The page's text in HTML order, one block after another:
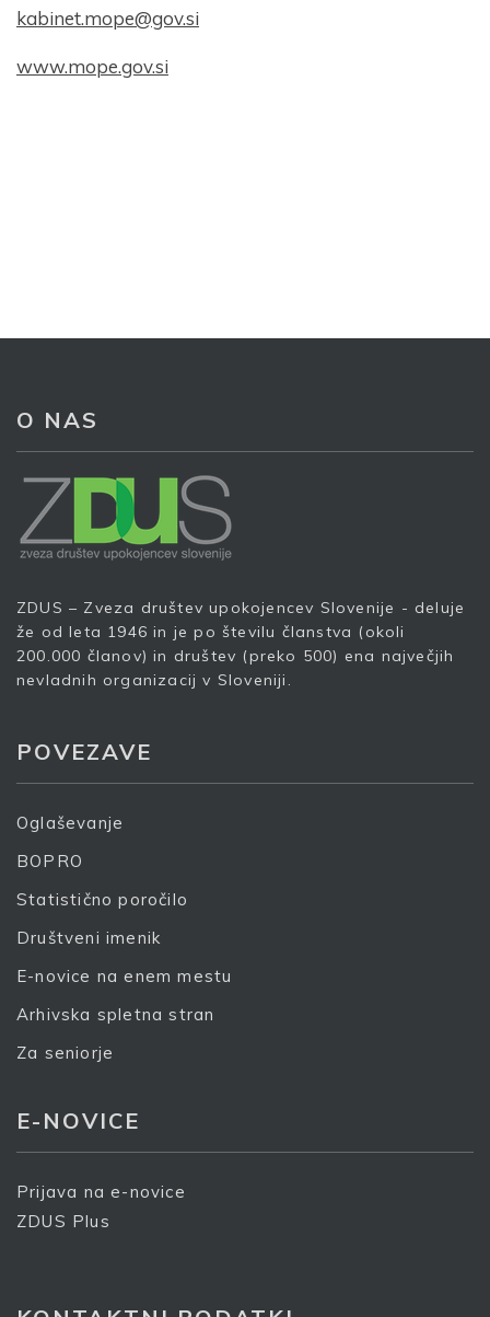
kabinet.mope@gov.si
www.mope.gov.si
O NAS
ZDUS – Zveza društev upokojencev Slovenije - deluje
že od leta 1946 in je po številu članstva (okoli
200.000 članov) in društev (preko 500) ena največjih
nevladnih organizacij v Sloveniji.
POVEZAVE
Oglaševanje
BOPRO
Statistično poročilo
Društveni imenik
E-novice na enem mestu
Arhivska spletna stran
Za seniorje
E-NOVICE
Prijava na e-novice
ZDUS Plus